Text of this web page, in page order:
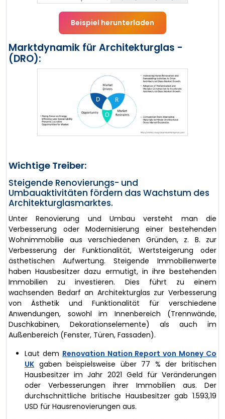
Beispiel herunterladen
Marktdynamik für Architekturglas -
(DRO):
Wichtige Treiber:
Steigende Renovierungs- und
Umbauaktivitäten fördern das Wachstum des
Architekturglasmarktes.
Unter Renovierung und Umbau versteht man die
Verbesserung oder Modernisierung einer bestehenden
Wohnimmobilie aus verschiedenen Gründen, z. B. zur
Verbesserung der Funktionalität, Wertsteigerung oder
ästhetischen Aufwertung. Steigende Immobilienwerte
haben Hausbesitzer dazu ermutigt, in ihre bestehenden
Immobilien zu investieren. Dies führt zu einem
wachsenden Bedarf an Architekturglas zur Verbesserung
von Ästhetik und Funktionalität für verschiedene
Anwendungen, sowohl im Innenbereich (Trennwände,
Duschkabinen, Dekorationselemente) als auch im
Außenbereich (Fenster, Türen, Fassaden).
Laut dem Renovation Nation Report von Money Co
UK gaben beispielsweise über 77 % der britischen
Hausbesitzer im Jahr 2021 Geld für Veränderungen
oder Verbesserungen ihrer Immobilien aus. Der
durchschnittliche britische Hausbesitzer gab 1.593,19
USD für Hausrenovierungen aus.